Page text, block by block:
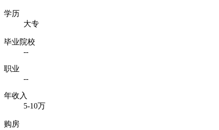
学历
大专
毕业院校
--
职业
--
年收入
5-10万
购房